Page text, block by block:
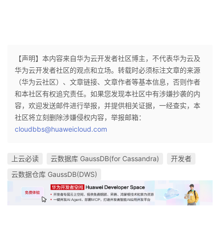
【声明】本内容来自华为云开发者社区博主，不代表华为云及
华为云开发者社区的观点和立场。转载时必须标注文章的来源
（华为云社区）、文章链接、文章作者等基本信息，否则作者
和本社区有权追究责任。如果您发现本社区中有涉嫌抄袭的内
容，欢迎发送邮件进行举报，并提供相关证据，一经查实，本
社区将立刻删除涉嫌侵权内容，举报邮箱：
cloudbbs@huaweicloud.com
上云必读 云数据库 GaussDB(for Cassandra)
开发者
云数据仓库 GaussDB(DWS)